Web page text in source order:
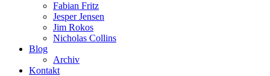
Fabian Fritz
Jesper Jensen
Jim Rokos
Nicholas Collins
Blog
Archiv
Kontakt